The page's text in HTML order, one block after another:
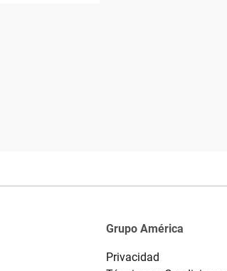
Grupo América
Privacidad